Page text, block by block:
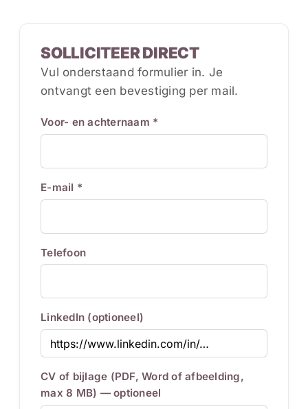
SOLLICITEER DIRECT
Vul onderstaand formulier in. Je
ontvangt een bevestiging per mail.
Voor- en achternaam *
E-mail *
Telefoon
LinkedIn (optioneel)
CV of bijlage (PDF, Word of afbeelding,
max 8 MB) — optioneel